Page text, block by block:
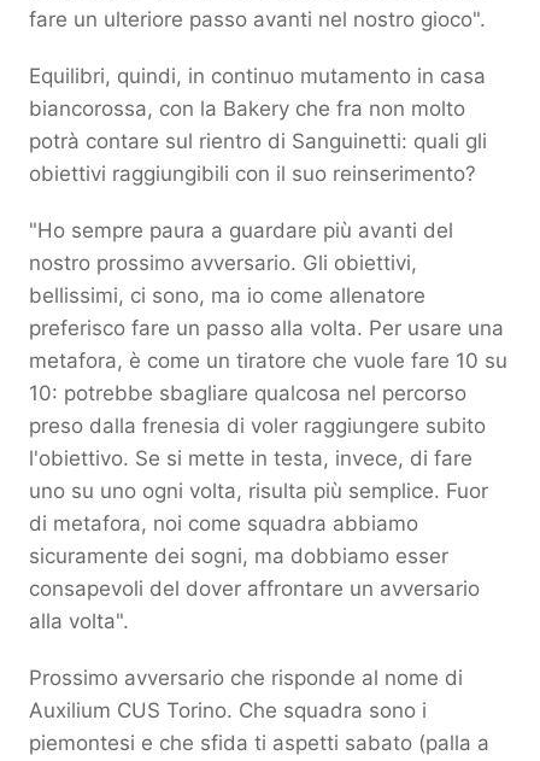
fare un ulteriore passo avanti nel nostro gioco".
Equilibri, quindi, in continuo mutamento in casa
biancorossa, con la Bakery che fra non molto
potrà contare sul rientro di Sanguinetti: quali gli
obiettivi raggiungibili con il suo reinserimento?
"Ho sempre paura a guardare più avanti del
nostro prossimo avversario. Gli obiettivi,
bellissimi, ci sono, ma io come allenatore
preferisco fare un passo alla volta. Per usare una
metafora, è come un tiratore che vuole fare 10 su
10: potrebbe sbagliare qualcosa nel percorso
preso dalla frenesia di voler raggiungere subito
l'obiettivo. Se si mette in testa, invece, di fare
uno su uno ogni volta, risulta più semplice. Fuor
di metafora, noi come squadra abbiamo
sicuramente dei sogni, ma dobbiamo esser
consapevoli del dover affrontare un avversario
alla volta".
Prossimo avversario che risponde al nome di
Auxilium CUS Torino. Che squadra sono i
piemontesi e che sfida ti aspetti sabato (palla a